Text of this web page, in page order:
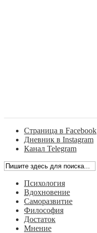
Страница в Facebook
Дневник в Instagram
Канал Telegram
Психология
Вдохновение
Саморазвитие
Философия
Достаток
Мнение